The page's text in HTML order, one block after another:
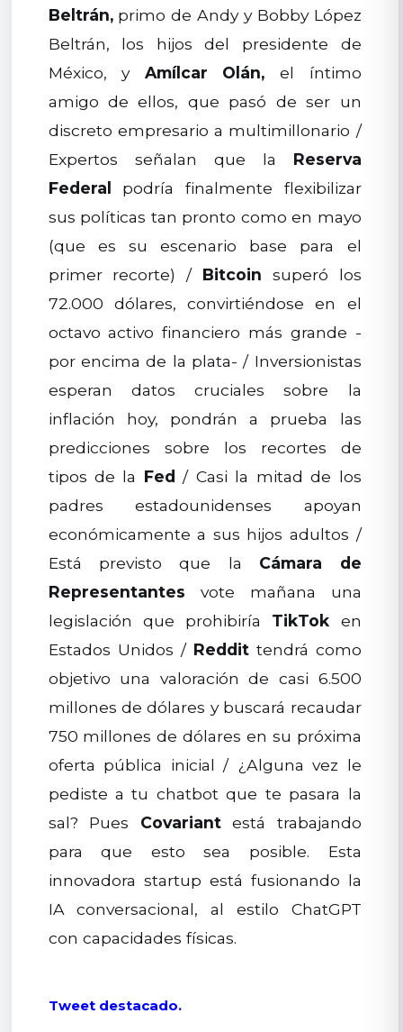
Beltrán,primo de Andy y Bobby López
Beltrán, los hijos del presidente de
México, y Amílcar Olán, el íntimo
amigo de ellos, que pasó de ser un
discreto empresario a multimillonario /
Expertos señalan que la Reserva
Federal
podría finalmente flexibilizar
sus políticas tan pronto como en mayo
(que es su escenario base para el
primer recorte) / Bitcoin superó los
72.000 dólares, convirtiéndose en el
octavo activo financiero más grande -
por encima de la plata- / Inversionistas
esperan datos cruciales sobre la
inflación hoy, pondrán a prueba las
predicciones sobre los recortes de
tipos de la Fed / Casi la mitad de los
padres estadounidenses apoyan
económicamente a sus hijos adultos /
Está previsto que la Cámara de
Representantes vote mañana una
legislación que prohibiría TikTok en
Estados Unidos / Reddittendrá como
objetivo una valoración de casi 6.500
millones de dólares y buscará recaudar
750 millones de dólares en su próxima
oferta pública inicial / ¿Alguna vez le
pediste a tu chatbot que te pasara la
sal? Pues Covariantestá trabajando
para que esto sea posible. Esta
innovadora startup está fusionando la
IA conversacional, al estilo ChatGPT
con capacidades físicas.
Tweet destacado.